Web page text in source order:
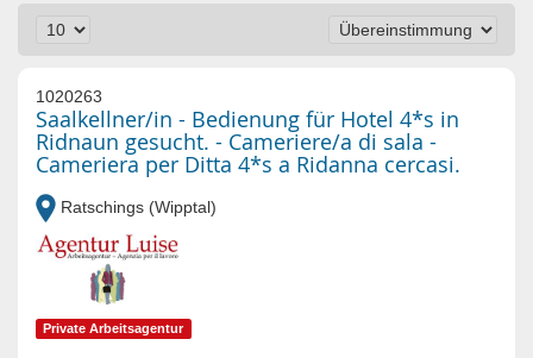
1020263
Saalkellner/in - Bedienung für Hotel 4*s in
Ridnaun gesucht. - Cameriere/a di sala -
Cameriera per Ditta 4*s a Ridanna cercasi.
Ratschings (Wipptal)
Private Arbeitsagentur